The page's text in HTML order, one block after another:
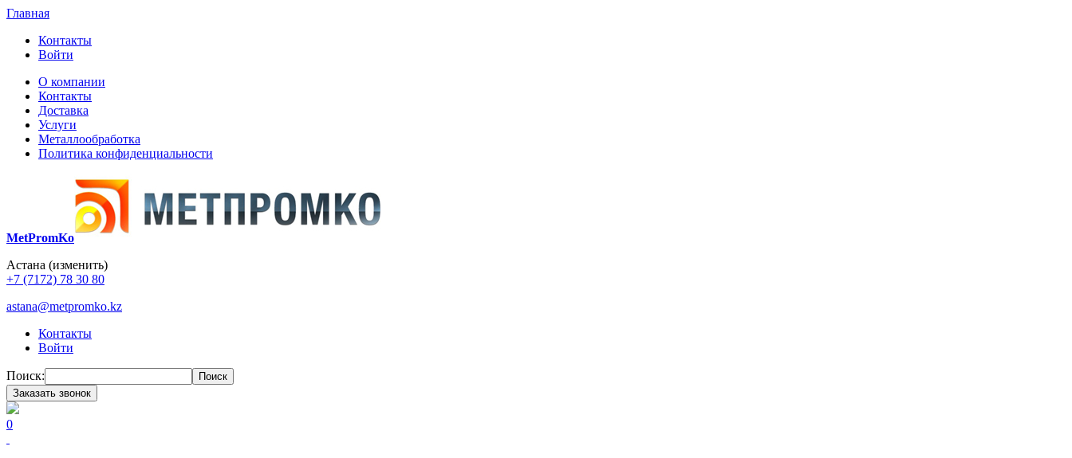
Главная
Контакты
Войти
О компании
Контакты
Доставка
Услуги
Металлообработка
Политика конфиденциальности
MetPromKo
Астана (изменить)
+7 (7172) 78 30 80
astana@metpromko.kz
Контакты
Войти
Поиск:
Поиск
Заказать звонок
0